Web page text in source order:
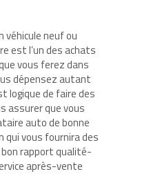
véhicule neuf ou
est l’un des achats
vous ferez dans
dépensez autant
logique de faire des
assurer que vous
auto de bonne
qui vous fournira des
bon rapport qualité-
après-vente